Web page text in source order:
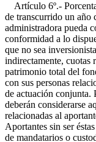
Artículo 6º.-
de transcurrido un año
administradora pueda
conformidad a lo
que no sea
indirectamente, cuotas
patrimonio total del
con sus personas
de actuación conjunta.
deberán considerarse
relacionadas al
Aportantes sin ser
de mandatarios o